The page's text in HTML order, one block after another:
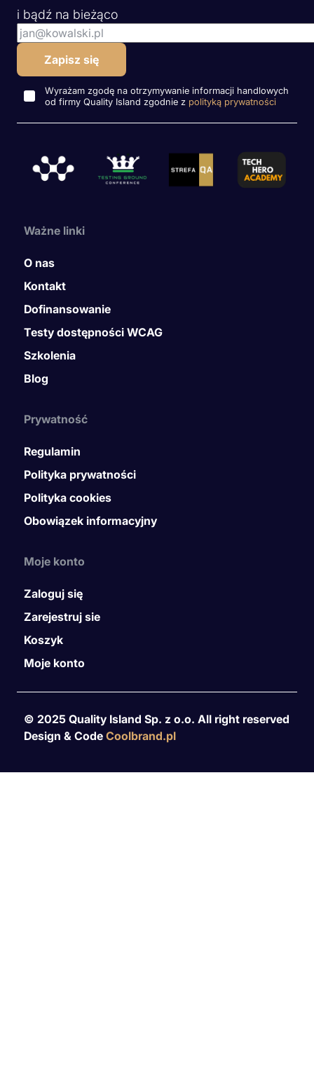
i bądź na bieżąco
Wyrażam zgodę na otrzymywanie informacji handlowych
od firmy Quality Island zgodnie z polityką prywatności
Ważne linki
O nas
Kontakt
Dofinansowanie
Testy dostępności WCAG
Szkolenia
Blog
Prywatność
Regulamin
Polityka prywatności
Polityka cookies
Obowiązek informacyjny
Moje konto
Zaloguj się
Zarejestruj sie
Koszyk
Moje konto
© 2025 Quality Island Sp. z o.o. All right reserved
Design & Code Coolbrand.pl